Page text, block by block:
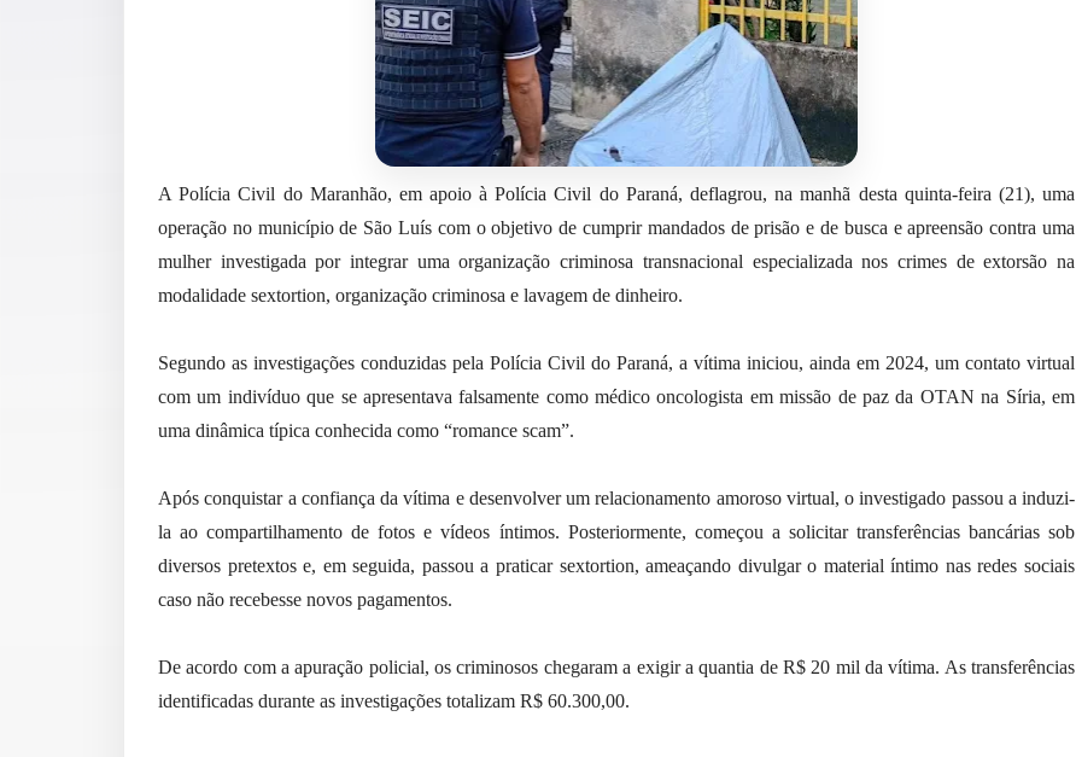
A Polícia Civil do Maranhão, em apoio à Polícia Civil do Paraná, deflagrou, na manhã desta quinta-feira (21), uma
operação no município de São Luís com o objetivo de cumprir mandados de prisão e de busca e apreensão contra uma
mulher investigada por integrar uma organização criminosa transnacional especializada nos crimes de extorsão na
modalidade sextortion, organização criminosa e lavagem de dinheiro.
Segundo as investigações conduzidas pela Polícia Civil do Paraná, a vítima iniciou, ainda em 2024, um contato virtual
com um indivíduo que se apresentava falsamente como médico oncologista em missão de paz da OTAN na Síria, em
uma dinâmica típica conhecida como “romance scam”.
Após conquistar a confiança da vítima e desenvolver um relacionamento amoroso virtual, o investigado passou a induzi-
la ao compartilhamento de fotos e vídeos íntimos. Posteriormente, começou a solicitar transferências bancárias sob
diversos pretextos e, em seguida, passou a praticar sextortion, ameaçando divulgar o material íntimo nas redes sociais
caso não recebesse novos pagamentos.
De acordo com a apuração policial, os criminosos chegaram a exigir a quantia de R$ 20 mil da vítima. As transferências
identificadas durante as investigações totalizam R$ 60.300,00.